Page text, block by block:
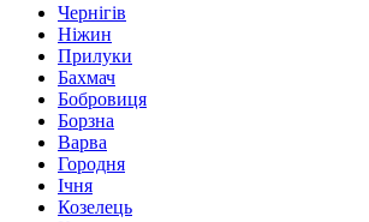
Чернігів
Ніжин
Прилуки
Бахмач
Бобровиця
Борзна
Варва
Городня
Ічня
Козелець